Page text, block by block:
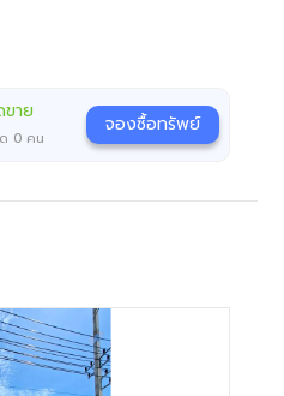
ขาย
0 คน
จองซื้อทรัพย์